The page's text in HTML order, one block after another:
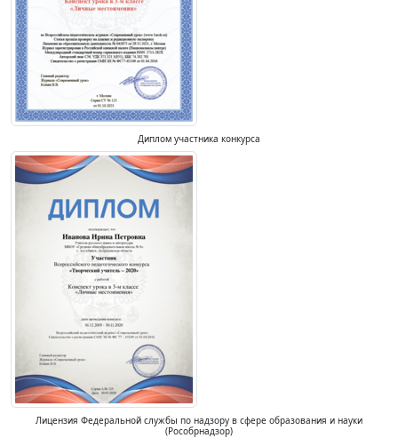
Диплом участника конкурса
Лицензия Федеральной службы по надзору в сфере образования и науки
(Рособрнадзор)